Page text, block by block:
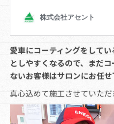
愛車にコーティングをして
としやすくなるので、まだ
ないお客様はサロンにお任せ
真心込めて施工させていただ